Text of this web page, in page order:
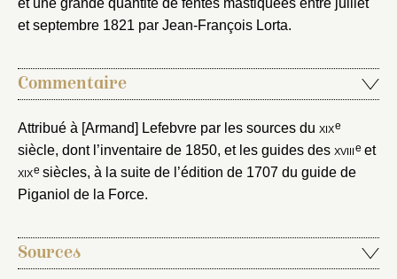
et une grande quantité de fentes mastiquées entre juillet
et septembre 1821 par Jean-François Lorta.
Commentaire
Attribué à [Armand] Lefebvre par les sources du xixe
siècle, dont l’inventaire de 1850, et les guides des xviiie et
xixe siècles, à la suite de l’édition de 1707 du guide de
Piganiol de la Force.
Sources
Valider
Nouveau dossier
Créer et ajouter
Envoyer
Vous avez oublié votre mot de passe ?Cliquez ici